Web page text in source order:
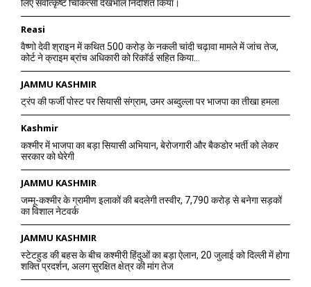
लिए सर्वोत्कृष्ट चिकित्सा देखभाल निर्देशित किया।
Reasi
वैष्णो देवी श्राइन में कथित 500 करोड़ के नकली चांदी चढ़ावा मामले में जांच तेज,
कोर्ट ने क्राइम ब्रांच अधिकारी को रिकॉर्ड सहित किया...
JAMMU KASHMIR
ट्रंप की फर्जी पोस्ट पर सियासी संग्राम, उमर अब्दुल्ला पर भाजपा का तीखा हमला
Kashmir
कश्मीर में भाजपा का बड़ा सियासी अभियान, बेरोजगारी और बैकडोर भर्ती को लेकर
सरकार को घेरेगी
JAMMU KASHMIR
जम्मू-कश्मीर के ग्रामीण इलाकों की बदलेगी तस्वीर, 7,790 करोड़ से बनेगा सड़कों
का विशाल नेटवर्क
JAMMU KASHMIR
स्टेटहुड की बहस के बीच कश्मीरी हिंदुओं का बड़ा ऐलान, 20 जुलाई को दिल्ली में होगा
शक्ति प्रदर्शन, अलग सुरक्षित क्षेत्र की मांग तेज